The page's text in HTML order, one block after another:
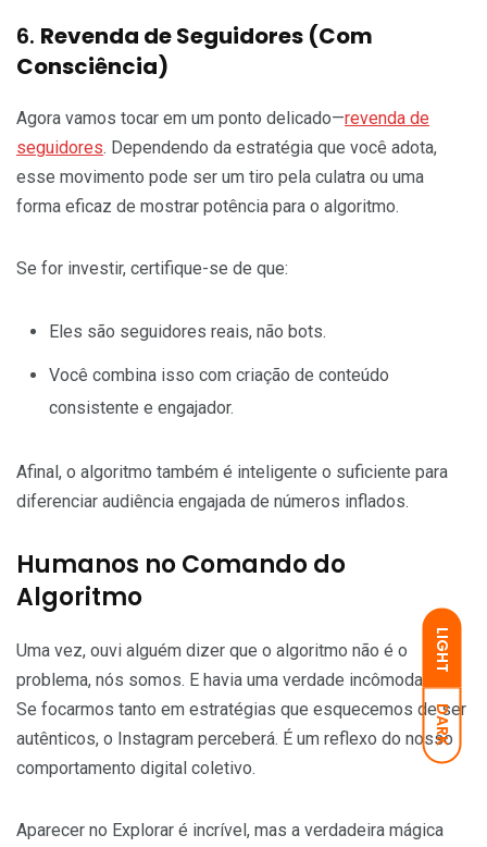
LIGHT
DARK
6. Revenda de Seguidores (Com
Consciência)
Agora vamos tocar em um ponto delicado—revenda de
seguidores. Dependendo da estratégia que você adota,
esse movimento pode ser um tiro pela culatra ou uma
forma eficaz de mostrar potência para o algoritmo.
Se for investir, certifique-se de que:
Eles são seguidores reais, não bots.
Você combina isso com criação de conteúdo
consistente e engajador.
Afinal, o algoritmo também é inteligente o suficiente para
diferenciar audiência engajada de números inflados.
Humanos no Comando do
Algoritmo
Uma vez, ouvi alguém dizer que o algoritmo não é o
problema, nós somos. E havia uma verdade incômoda ali.
Se focarmos tanto em estratégias que esquecemos de ser
autênticos, o Instagram perceberá. É um reflexo do nosso
comportamento digital coletivo.
Aparecer no Explorar é incrível, mas a verdadeira mágica